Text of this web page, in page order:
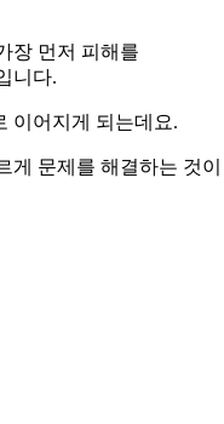
장 먼저 피해를
니다.
이어지게 되는데요.
게 문제를 해결하는 것이